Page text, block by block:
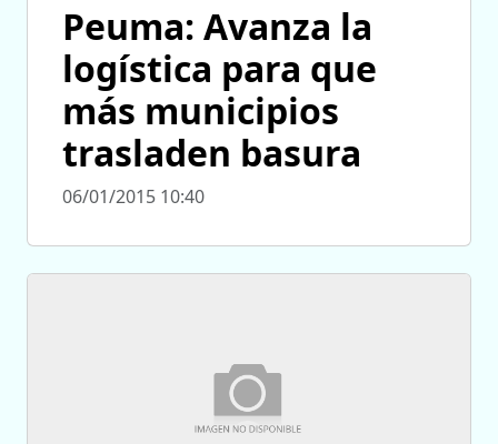
Peuma: Avanza la
logística para que
más municipios
trasladen basura
06/01/2015 10:40